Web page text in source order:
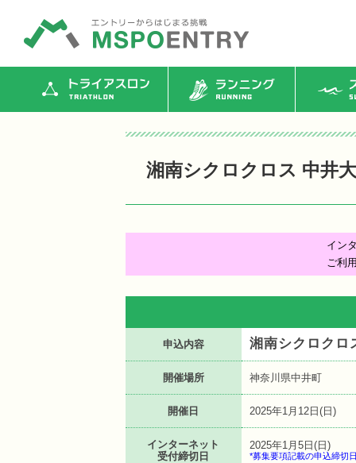
トライアスロン ランニング ス
湘南シクロクロス 中井
イン
ご利
申込内容 湘南シクロクロ
開催場所 神奈川県中井町
開催日 2025年1月12日(日)
インターネット
受付締切日
2025年1月5日(日)
*募集要項記載の申込締切